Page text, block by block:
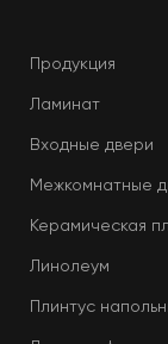
Продукция
Ламинат
Входные двери
Межкомнатные
Керамическая
Линолеум
Плинтус